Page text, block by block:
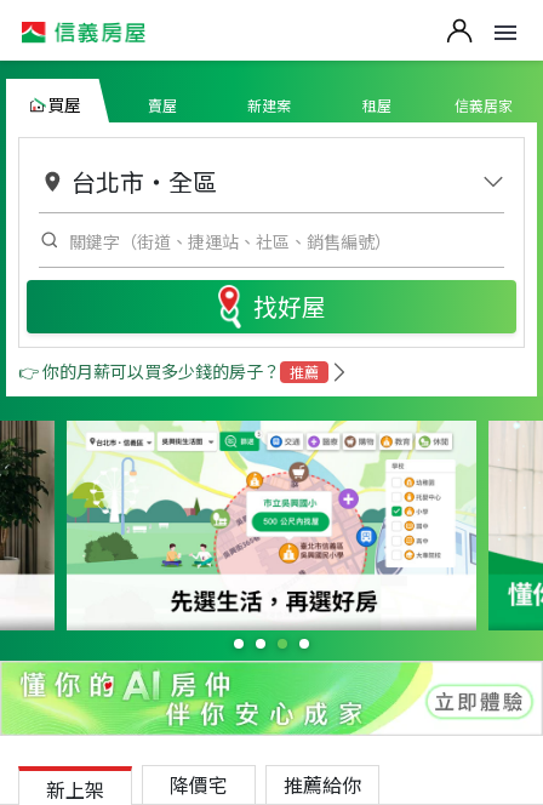
買屋 賣屋 新建案 租屋 信義居家
台北市 ・ 全區
找好屋
👉 你的月薪可以買多少錢的房子？ 推薦
新上架 降價宅 推薦給你